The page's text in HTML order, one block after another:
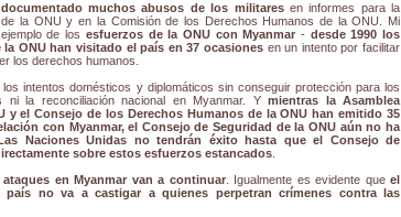
documentado muchos abusos de los militares en informes para la
de la ONU y en la Comisión de los Derechos Humanos de la ONU. Mi
de los esfuerzos de la ONU con Myanmar - desde 1990 los
la ONU han visitado el país en 37 ocasiones en un intento por facilitar
los derechos humanos.
los intentos domésticos y diplomáticos sin conseguir protección para los
ni la reconciliación nacional en Myanmar. Ymientras la Asamblea
y el Consejo de los Derechos Humanos de la ONU han emitido 35
con Myanmar, el Consejo de Seguridad de la ONU aún no ha
Las Naciones Unidas no tendrán éxito hasta que el Consejo de
sobre estos esfuerzos estancados
ataques en Myanmar van a continuar. Igualmente es evidente que el
país no va a castigar a quienes perpetran crímenes contra las